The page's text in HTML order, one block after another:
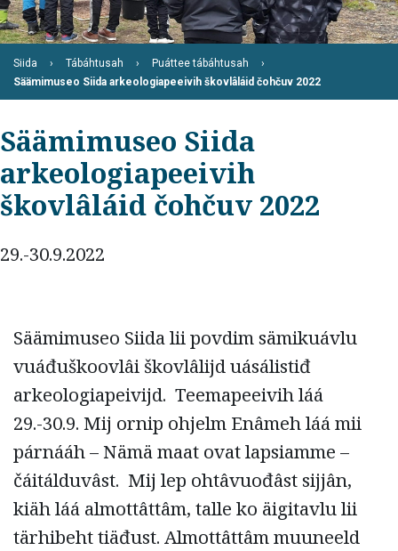
Siida Tábáhtusah
Puáttee tábáhtusah
Säämimuseo Siida arkeologiapeeivih škovlâláid čohčuv 2022
Säämimuseo Siida
arkeologiapeeivih
škovlâláid čohčuv 2022
29.-30.9.2022
Säämimuseo Siida lii povdim sämikuávlu
vuáđuškoovlâi škovlâlijd uásálistiđ
arkeologiapeivijd. Teemapeeivih láá
29.-30.9. Mij ornip ohjelm Enâmeh láá mii
párnááh – Nämä maat ovat lapsiamme –
čáitálduvâst. Mij lep ohtâvuođâst sijjân,
kiäh láá almottâttâm, talle ko äigitavlu lii
tärhibeht tiäđust. Almottâttâm muuneeld